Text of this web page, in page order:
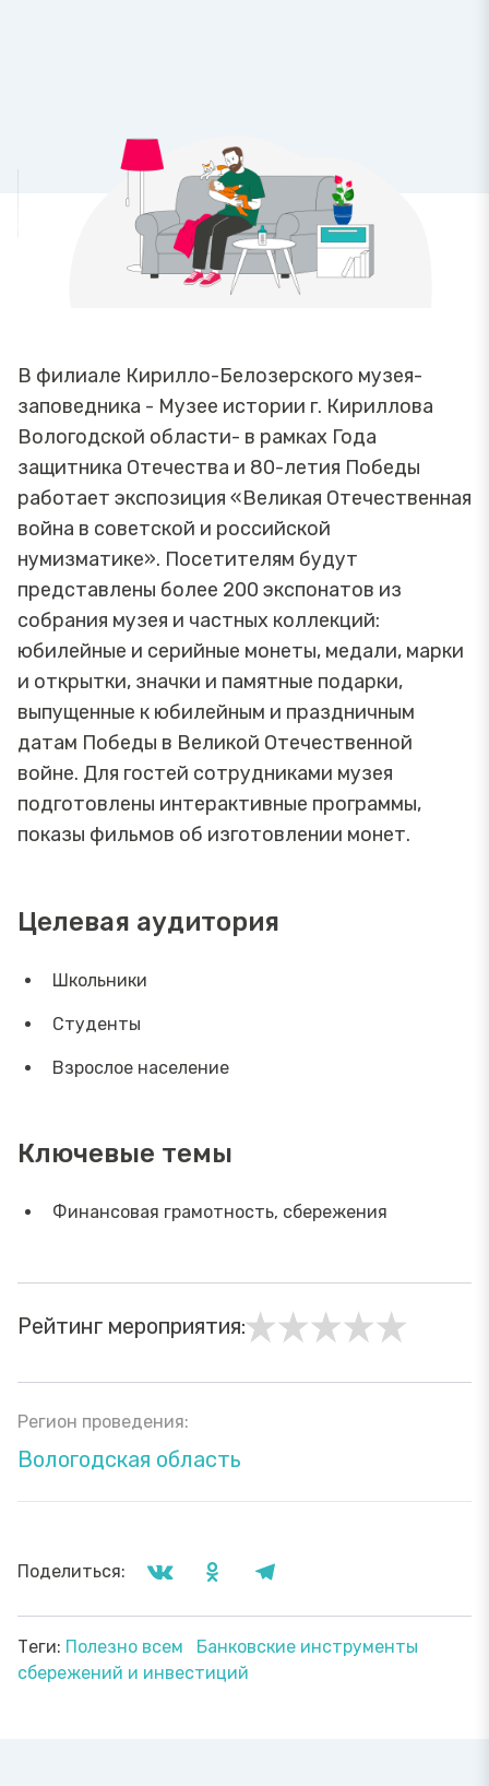
В филиале Кирилло-Белозерского музея-
заповедника - Музее истории г. Кириллова
Вологодской области- в рамках Года
защитника Отечества и 80-летия Победы
работает экспозиция «Великая Отечественная
война в советской и российской
нумизматике». Посетителям будут
представлены более 200 экспонатов из
собрания музея и частных коллекций:
юбилейные и серийные монеты, медали, марки
и открытки, значки и памятные подарки,
выпущенные к юбилейным и праздничным
датам Победы в Великой Отечественной
войне. Для гостей сотрудниками музея
подготовлены интерактивные программы,
показы фильмов об изготовлении монет.
Целевая аудитория
Школьники
Студенты
Взрослое население
Ключевые темы
Финансовая грамотность, сбережения
Рейтинг мероприятия:
Регион проведения:
Вологодская область
Поделиться:
Теги: Полезно всем
Банковские инструменты
сбережений и инвестиций